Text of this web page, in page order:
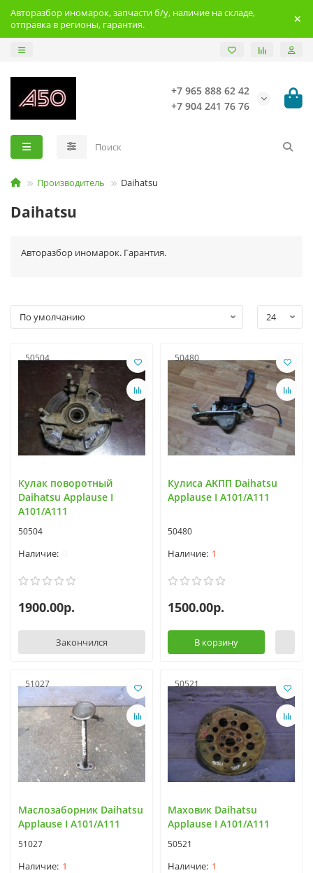
Авторазбор иномарок, запчасти б/у, наличие на складе,
отправка в регионы, гарантия.
+7 965 888 62 42
+7 904 241 76 76
Производитель Daihatsu
Daihatsu
Авторазбор иномарок. Гарантия.
50504
Кулак поворотный
Daihatsu Applause I
A101/A111
50504
1900.00р.
Закончился
50480
Кулиса AKПП Daihatsu
Applause I A101/A111
50480
1
1500.00р.
В корзину
51027
Маслозаборник Daihatsu
Applause I A101/A111
51027
1
50521
Маховик Daihatsu
Applause I A101/A111
50521
1